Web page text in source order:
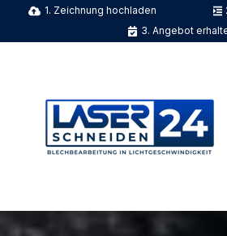
1. Zeichnung hochladen
3. Angebot